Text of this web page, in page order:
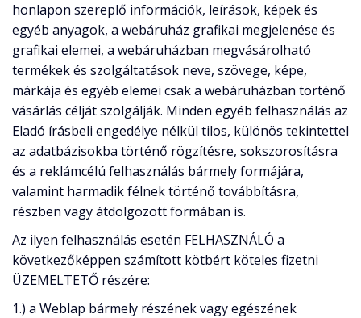
honlapon szereplő információk, leírások, képek és
egyéb anyagok, a webáruház grafikai megjelenése és
grafikai elemei, a webáruházban megvásárolható
termékek és szolgáltatások neve, szövege, képe,
márkája és egyéb elemei csak a webáruházban történő
vásárlás célját szolgálják. Minden egyéb felhasználás az
Eladó írásbeli engedélye nélkül tilos, különös tekintettel
az adatbázisokba történő rögzítésre, sokszorosításra
és a reklámcélú felhasználás bármely formájára,
valamint harmadik félnek történő továbbításra,
részben vagy átdolgozott formában is.
Az ilyen felhasználás esetén FELHASZNÁLÓ a
következőképpen számított kötbért köteles fizetni
ÜZEMELTETŐ részére:
1.) a Weblap bármely részének vagy egészének